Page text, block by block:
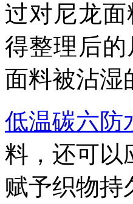
过对尼龙
得整理后
面料被沾湿
低温碳六防
料，还可以
赋予织物持